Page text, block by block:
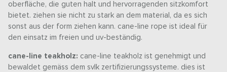
oberfläche, die guten halt und hervorragenden sitzkomfort
bietet. ziehen sie nicht zu stark an dem material, da es sich
sonst aus der form ziehen kann. cane-line rope ist ideal für
den einsatz im freien und uv-beständig.
cane-line teakholz: cane-line teakholz ist genehmigt und
bewaldet gemäss dem svlk zertifizierungssysteme. dies ist